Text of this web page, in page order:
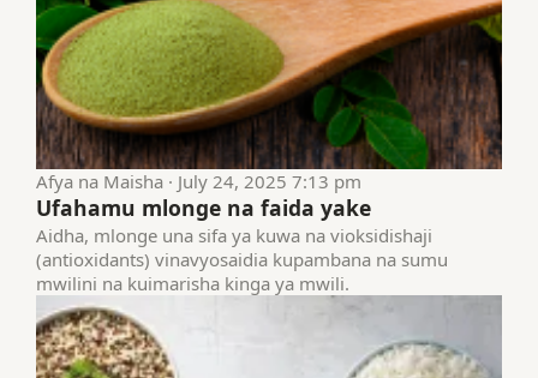
Afya na Maisha · July 24, 2025 7:13 pm
Ufahamu mlonge na faida yake
Aidha, mlonge una sifa ya kuwa na vioksidishaji
(antioxidants) vinavyosaidia kupambana na sumu
mwilini na kuimarisha kinga ya mwili.